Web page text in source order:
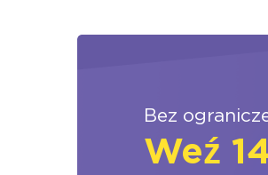
Bez
Weź